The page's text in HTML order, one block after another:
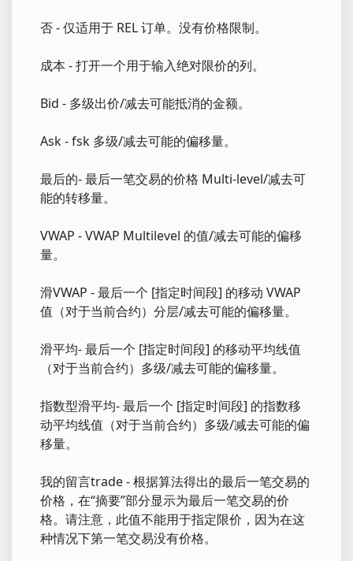
否 - 仅适用于 REL 订单。没有价格限制。
成本 - 打开一个用于输入绝对限价的列。
Bid - 多级出价/减去可能抵消的金额。
Ask - fsk 多级/减去可能的偏移量。
最后的- 最后一笔交易的价格 Multi-level/减去可
能的转移量。
VWAP - VWAP Multilevel 的值/减去可能的偏移
量。
滑VWAP - 最后一个 [指定时间段] 的移动 VWAP
值（对于当前合约）分层/减去可能的偏移量。
滑平均- 最后一个 [指定时间段] 的移动平均线值
（对于当前合约）多级/减去可能的偏移量。
指数型滑平均- 最后一个 [指定时间段] 的指数移
动平均线值（对于当前合约）多级/减去可能的偏
移量。
我的留言trade - 根据算法得出的最后一笔交易的
价格，在“摘要”部分显示为最后一笔交易的价
格。请注意，此值不能用于指定限价，因为在这
种情况下第一笔交易没有价格。